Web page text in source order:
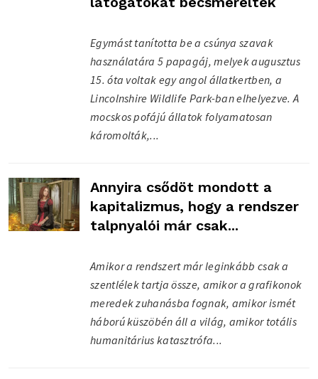
Egymást tanította be a csúnya szavak
használatára 5 papagáj, melyek augusztus
15. óta voltak egy angol állatkertben, a
Lincolnshire Wildlife Park-ban elhelyezve. A
mocskos pofájú állatok folyamatosan
káromolták,...
Annyira csődöt mondott a
kapitalizmus, hogy a rendszer
talpnyalói már csak...
Amikor a rendszert már leginkább csak a
szentlélek tartja össze, amikor a grafikonok
meredek zuhanásba fognak, amikor ismét
háború küszöbén áll a világ, amikor totális
humanitárius katasztrófa...